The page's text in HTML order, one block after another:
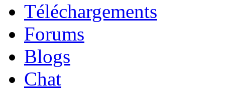
Téléchargements
Forums
Blogs
Chat